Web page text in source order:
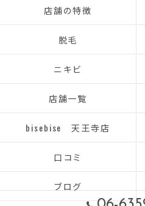
店舗の特徴
脱毛
ニキビ
店舗一覧
bisebise 天王寺店
口コミ
ブログ